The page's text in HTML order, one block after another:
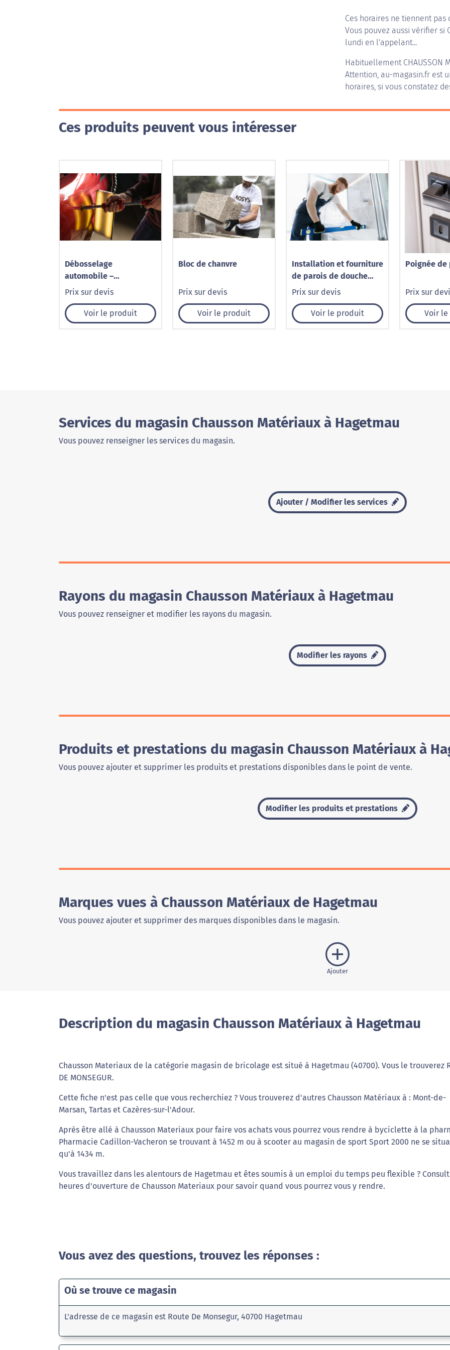
Ces horaires ne tiennent
Vous pouvez aussi vérifier si
lundi en l'appelant...
Habituellement CHAUSSON
Attention, au-magasin.fr est
horaires, si vous constatez
Ces produits peuvent vous intéresser
Débosselage
automobile –
Redressement de
Prix sur devis
Voir le produit
Bloc de chanvre
Prix sur devis
Voir le produit
Installation et fourniture
de parois de douche
pour baignoire
Prix sur devis
Voir le produit
Poignée de
Prix sur
Voir
Services du magasin Chausson Matériaux à Hagetmau
Vous pouvez renseigner les services du magasin.
Ajouter / Modifier les services
Rayons du magasin Chausson Matériaux à Hagetmau
Vous pouvez renseigner et modifier les rayons du magasin.
Modifier les rayons
Produits et prestations du magasin Chausson Matériaux à
Vous pouvez ajouter et supprimer les produits et prestations disponibles dans le point de vente.
Modifier les produits et prestations
Marques vues à Chausson Matériaux de Hagetmau
Vous pouvez ajouter et supprimer des marques disponibles dans le magasin.
Ajouter
Description du magasin Chausson Matériaux à Hagetmau
Chausson Materiaux de la catégorie magasin de bricolage est situé à Hagetmau (40700). Vous le trouverez
DE MONSEGUR.
Cette fiche n'est pas celle que vous recherchiez ? Vous trouverez d'autres Chausson Matériaux à : Mont-de-
Marsan, Tartas et Cazères-sur-l'Adour.
Après être allé à Chausson Materiaux pour faire vos achats vous pourrez vous rendre à byciclette à la
Pharmacie Cadillon-Vacheron se trouvant à 1452 m ou à scooter au magasin de sport Sport 2000 ne se
qu'à 1434 m.
Vous travaillez dans les alentours de Hagetmau et êtes soumis à un emploi du temps peu flexible ?
heures d'ouverture de Chausson Materiaux pour savoir quand vous pourrez vous y rendre.
Vous avez des questions, trouvez les réponses :
Où se trouve ce magasin
L'adresse de ce magasin est Route De Monsegur, 40700 Hagetmau